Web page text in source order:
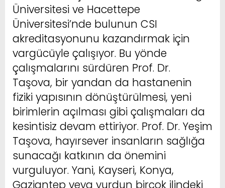
Üniversitesi ve Hacettepe
Üniversitesi’nde bulunun CSI
akreditasyonunu kazandırmak için
vargücüyle çalışıyor. Bu yönde
çalışmalarını sürdüren Prof. Dr.
Taşova, bir yandan da hastanenin
fiziki yapısının dönüştürülmesi, yeni
birimlerin açılması gibi çalışmaları da
kesintisiz devam ettiriyor. Prof. Dr. Yeşim
Taşova, hayırsever insanların sağlığa
sunacağı katkının da önemini
vurguluyor. Yani, Kayseri, Konya,
Gaziantep veya yurdun birçok ilindeki